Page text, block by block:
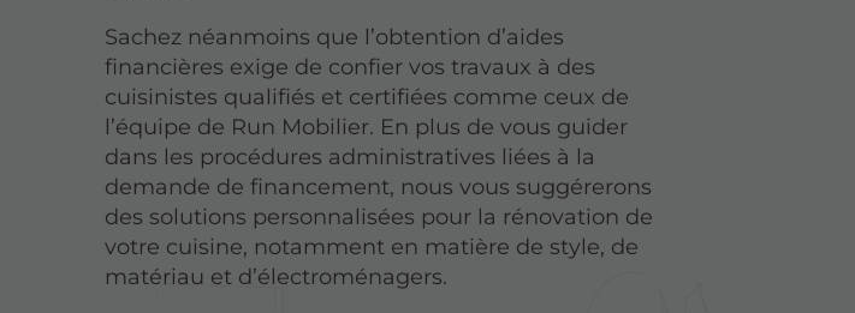
Sachez néanmoins que l’obtention d’aides
financières exige de confier vos travaux à des
cuisinistes qualifiés et certifiées comme ceux de
l’équipe de Run Mobilier. En plus de vous guider
dans les procédures administratives liées à la
demande de financement, nous vous suggérerons
des solutions personnalisées pour la rénovation de
votre cuisine, notamment en matière de style, de
matériau et d’électroménagers.